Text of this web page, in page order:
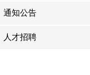
通知公告
人才招聘